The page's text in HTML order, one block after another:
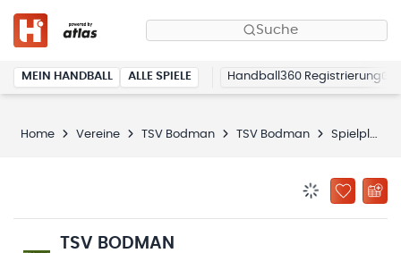
Suche
MEIN HANDBALL ALLE SPIELE Handball360 Registrierung
Home Vereine TSV Bodman TSV Bodman Spielplan
ZU
TSV BODMAN